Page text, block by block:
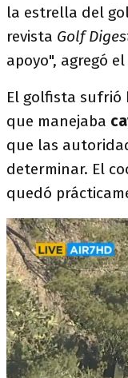
la estrella del
revista Golf
apoyo", agregó
El golfista sufrió
que manejaba
que las
determinar. El
quedó